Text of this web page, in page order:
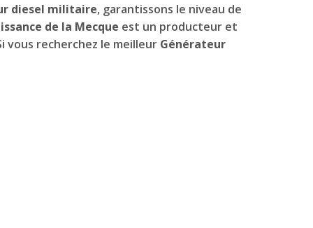
diesel militaire, garantissons le niveau de
de la Mecque est un producteur et
vous recherchez le meilleur Générateur